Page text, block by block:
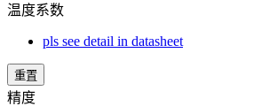
温度系数
pls see detail in datasheet
重置
精度